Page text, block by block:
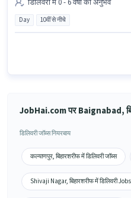
डिलिवरी में 0 - 6 वर्षो का अनुभव
Day 10वीं से नीचे
JobHai.com पर Baignabad,
डिलिवरी जॉब्स नियरबाय
कल्याणपुर, बिहारशरीफ में डिलिवरी जॉब्स
Shivaji Nagar, बिहारशरीफ में डिलिवरी